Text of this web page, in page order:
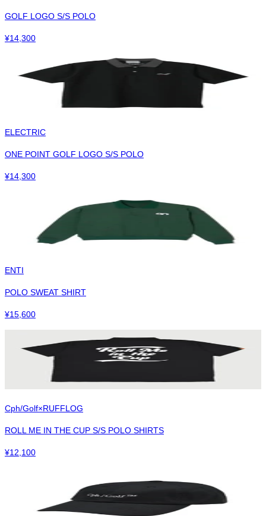
GOLF LOGO S/S POLO
¥14,300
ELECTRIC
ONE POINT GOLF LOGO S/S POLO
¥14,300
ENTI
POLO SWEAT SHIRT
¥15,600
Cph/Golf×RUFFLOG
ROLL ME IN THE CUP S/S POLO SHIRTS
¥12,100